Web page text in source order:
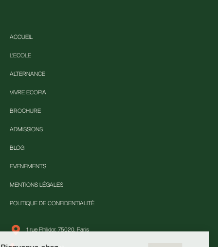
ACCUEIL
L'ECOLE
ALTERNANCE
VIVRE ECOPIA
BROCHURE
ADMISSIONS
BLOG
EVENEMENTS
MENTIONS LÉGALES
POLITIQUE DE CONFIDENTIALITÉ
1 rue Philidor, 75020, Paris